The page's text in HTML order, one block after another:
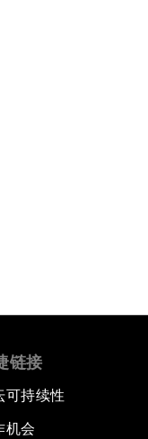
链接
可持续性
机会